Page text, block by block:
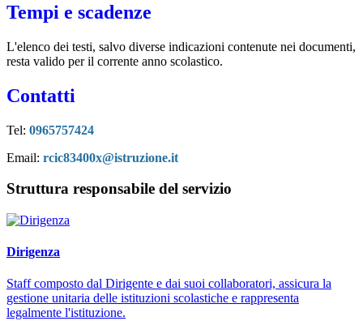
Tempi e scadenze
L'elenco dei testi, salvo diverse indicazioni contenute nei documenti,
resta valido per il corrente anno scolastico.
Contatti
Tel: 0965757424
Email: rcic83400x@istruzione.it
Struttura responsabile del servizio
Dirigenza
Staff composto dal Dirigente e dai suoi collaboratori, assicura la
gestione unitaria delle istituzioni scolastiche e rappresenta
legalmente l'istituzione.